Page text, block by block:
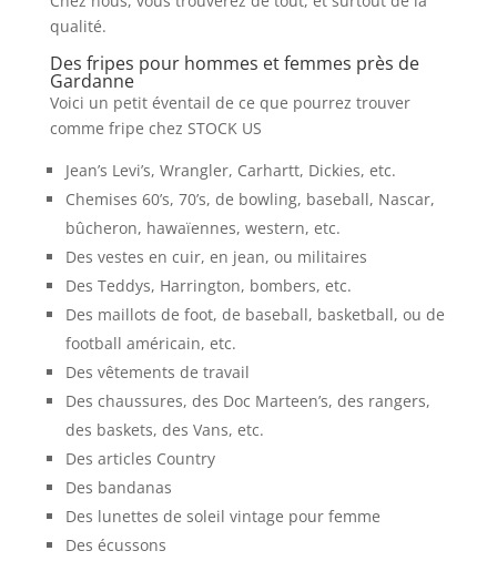
qualité.
Des fripes pour hommes et femmes près de
Gardanne
Voici un petit éventail de ce que pourrez trouver
comme fripe chez STOCK US
Jean’s Levi’s, Wrangler, Carhartt, Dickies, etc.
Chemises 60’s, 70’s, de bowling, baseball, Nascar,
bûcheron, hawaïennes, western, etc.
Des vestes en cuir, en jean, ou militaires
Des Teddys, Harrington, bombers, etc.
Des maillots de foot, de baseball, basketball, ou de
football américain, etc.
Des vêtements de travail
Des chaussures, des Doc Marteen’s, des rangers,
des baskets, des Vans, etc.
Des articles Country
Des bandanas
Des lunettes de soleil vintage pour femme
Des écussons